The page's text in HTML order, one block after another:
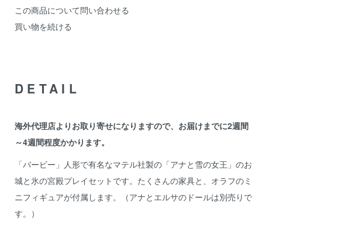
この商品について問い合わせる
買い物を続ける
DETAIL
海外代理店よりお取り寄せになりますので、お届けまでに2週間
～4週間程度かかります。
「バービー」人形で有名なマテル社製の「アナと雪の女王」のお
城と氷の宮殿プレイセットです。たくさんの家具と、オラフのミ
ニフィギュアが付属します。（アナとエルサのドールは別売りで
す。）